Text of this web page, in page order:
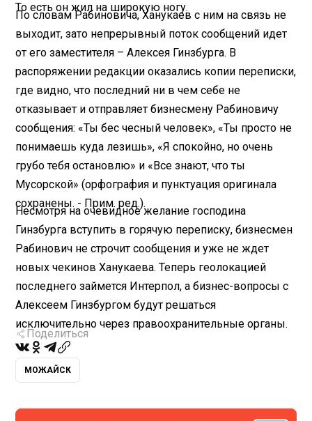
То есть он жил на широкую ногу.
По словам Рабиновича, Ханукаев с ним на связь не
выходит, зато непрерывный поток сообщений идет
от его заместителя – Алексея Гинзбурга. В
распоряжении редакции оказались копии переписки,
где видно, что последний ни в чем себе не
отказывает и отправляет бизнесмену Рабиновичу
сообщения: «Ты бес чесный человек», «Ты просто не
понимаешь куда лезишь», «Я спокойно, но очень
грубо тебя остановлю» и «Все знают, что ты
Мусорской» (орфография и пунктуация оригинала
сохранены. - Прим. ред.).
Несмотря на очевидное желание господина
Гинзбурга вступить в горячую переписку, бизнесмен
Рабинович не строчит сообщения и уже не ждет
новых чекинов Ханукаева. Теперь геолокацией
последнего займется Интерпол, а бизнес-вопросы с
Алексеем Гинзбургом будут решаться
исключительно через правоохранительные органы.
Поделиться
МОЖАЙСК